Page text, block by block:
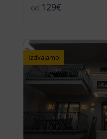
od 129€
Izdvajamo